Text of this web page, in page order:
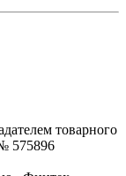
товарного
575896